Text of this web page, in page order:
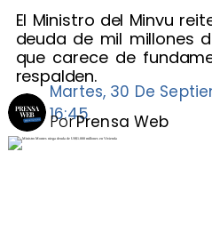
El Ministro del Minvu
deuda de mil millones
que carece de
respalden.
Martes, 30 De
16:45Prensa Web
Por